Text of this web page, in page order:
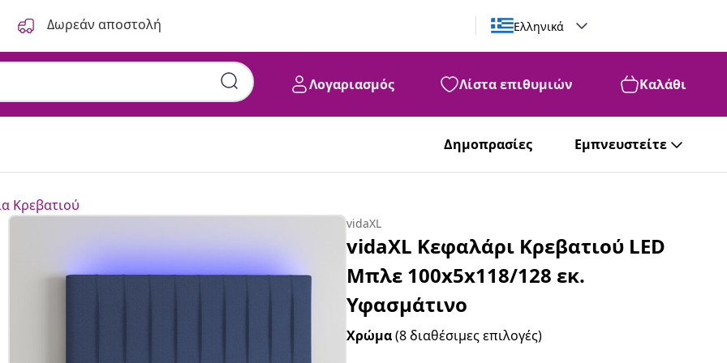
Δωρεάν αποστολή Ελληνικά
Λογαριασμός Λίστα επιθυμιών Καλάθι
Δημοπρασίες Εμπνευστείτε
Κρεβατιού
vidaXL
vidaXL Κεφαλάρι Κρεβατιού LED
Μπλε 100x5x118/128 εκ.
Υφασμάτινο
Χρώμα(8 διαθέσιμες επιλογές)